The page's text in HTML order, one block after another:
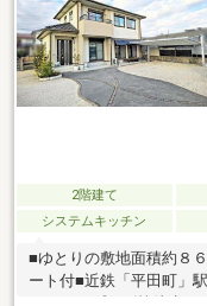
住環境。桜の森公園も
ッシュが叶う場所です。
2階建て
システムキッチン
■ゆとりの敷地面積約８
ート付■近鉄「平田町」